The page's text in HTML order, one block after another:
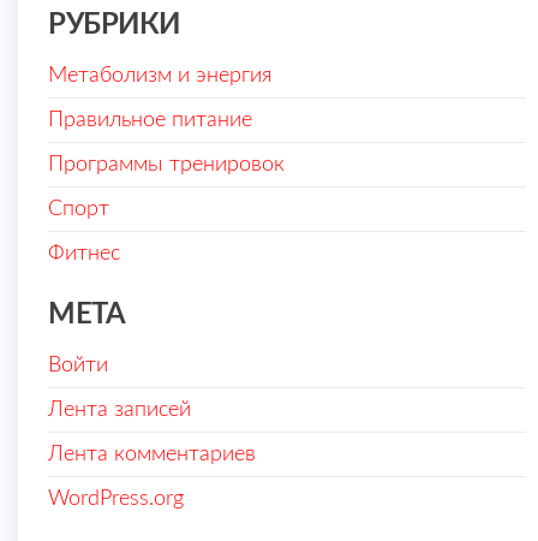
РУБРИКИ
Метаболизм и энергия
Правильное питание
Программы тренировок
Спорт
Фитнес
МЕТА
Войти
Лента записей
Лента комментариев
WordPress.org